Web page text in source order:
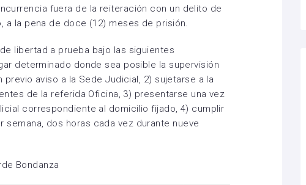
fuera de la reiteración con un delito de
a la pena de doce (12) meses de prisión.
libertad a prueba bajo las siguientes
determinado donde sea posible la supervisión
previo aviso a la Sede Judicial, 2) sujetarse a la
de la referida Oficina, 3) presentarse una vez
correspondiente al domicilio fijado, 4) cumplir
semana, dos horas cada vez durante nueve
Bondanza